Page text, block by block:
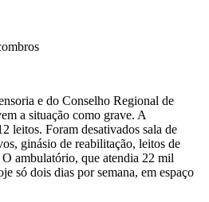
e do Conselho Regional de
a situação como grave. A
leitos. Foram desativados sala de
ginásio de reabilitação, leitos de
ambulatório, que atendia 22 mil
só dois dias por semana, em espaço